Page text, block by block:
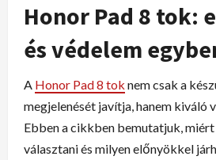
Honor Pad 8 tok:
és védelem
A Honor Pad 8 tok nem csak a
megjelenését javítja, hanem kiváló
Ebben a cikkben bemutatjuk,
választani és milyen előnyökkel